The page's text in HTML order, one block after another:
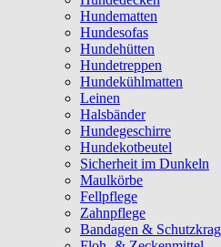
Hundematten
Hundesofas
Hundehütten
Hundetreppen
Hundekühlmatten
Leinen
Halsbänder
Hundegeschirre
Hundekotbeutel
Sicherheit im Dunkeln
Maulkörbe
Fellpflege
Zahnpflege
Bandagen &